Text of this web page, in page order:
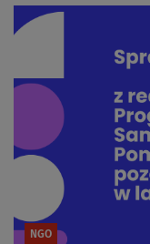
NGO